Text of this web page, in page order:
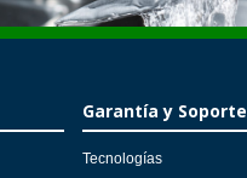
Garantía y Soporte
Tecnologías